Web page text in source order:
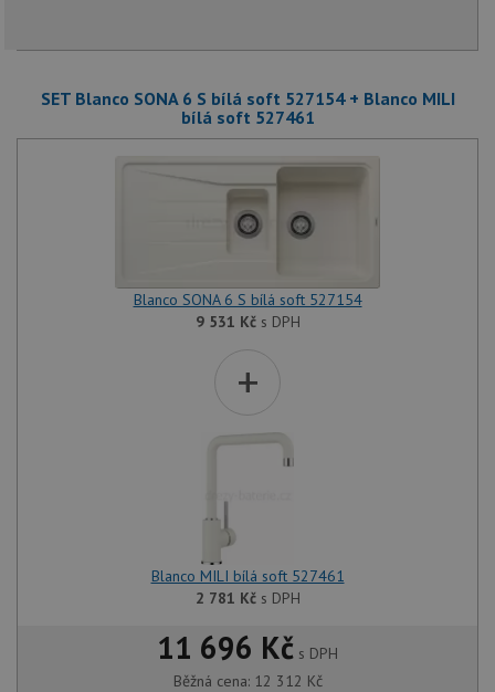
SET Blanco SONA 6 S bílá soft 527154 + Blanco MILI
bílá soft 527461
Blanco SONA 6 S bílá soft 527154
9 531 Kčs DPH
+
Blanco MILI bílá soft 527461
2 781 Kčs DPH
11 696 Kč s DPH
Běžná cena: 12 312 Kč